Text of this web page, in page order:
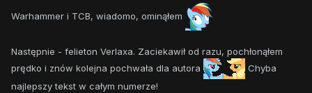
Warhammer i TCB, wiadomo, ominąłem
Następnie - felieton Verlaxa. Zaciekawił od razu, pochłonąłem
prędko i znów kolejna pochwała dla autora
Chyba
najlepszy tekst w całym numerze!